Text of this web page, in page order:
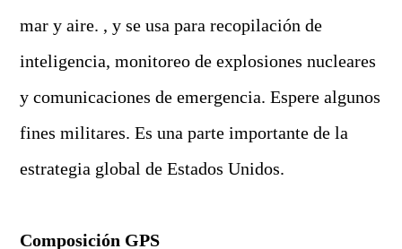
mar y aire. , y se usa para recopilación de
inteligencia, monitoreo de explosiones nucleares
y comunicaciones de emergencia. Espere algunos
fines militares. Es una parte importante de la
estrategia global de Estados Unidos.
Composición GPS